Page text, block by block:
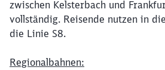
zwischen Kelsterbach und
vollständig. Reisende nutzen in
die Linie S8.
Regionalbahnen: